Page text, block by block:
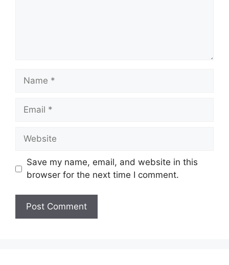
Name
Email
Website
Save my name, email, and website in this
browser for the next time I comment.